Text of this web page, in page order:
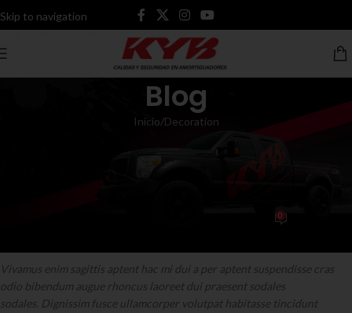
Skip to navigation
Skip to main content
Blog
Inicio Decoration
Exploring Atlanta’s modern
0
Vivamus enim sagittis aptent hac mi dui a per aptent suspendisse cras
odio bibendum augue rhoncus laoreet dui praesent sodales
sodales. Dignissim fusce ullamcorper volutpat habitasse tincidunt